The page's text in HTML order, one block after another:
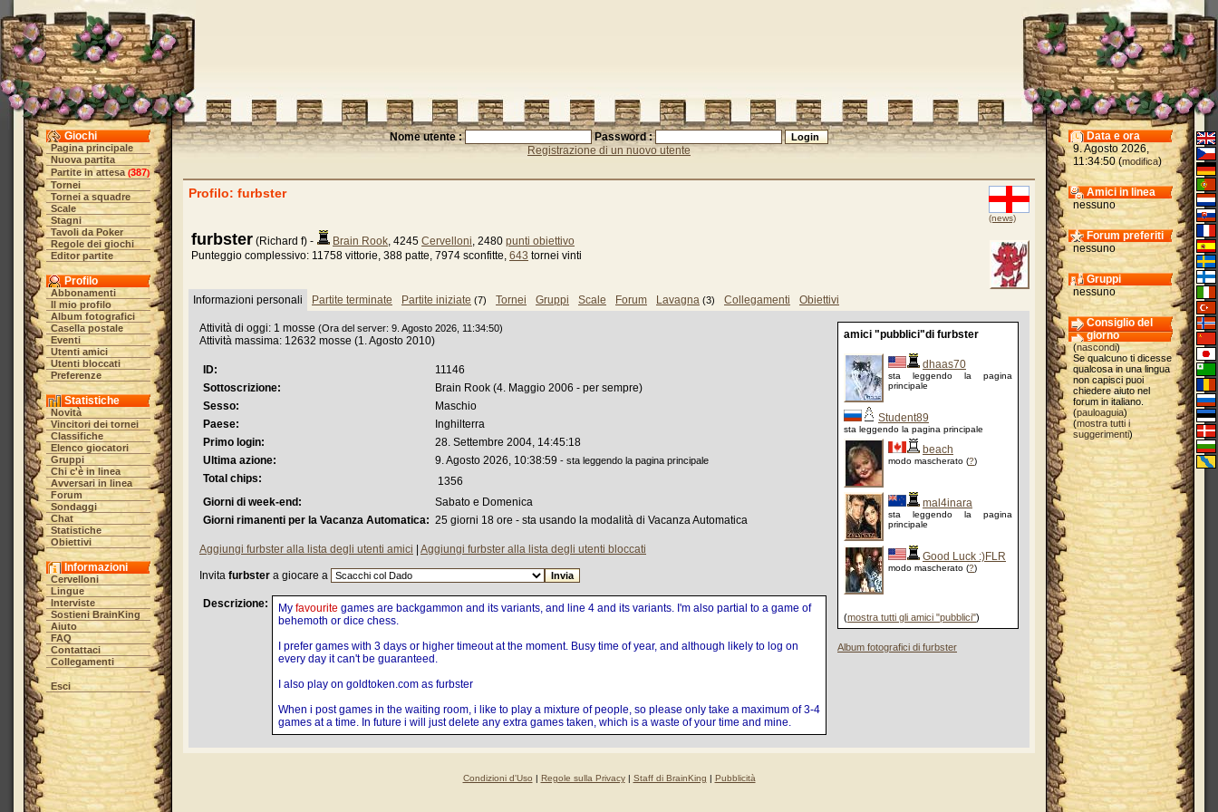
Giochi
Pagina principale
Nuova partita
Partite in attesa (387)
Tornei
Tornei a squadre
Scale
Stagni
Tavoli da Poker
Regole dei giochi
Editor partite
Profilo
Abbonamenti
Il mio profilo
Album fotografici
Casella postale
Eventi
Utenti amici
Utenti bloccati
Preferenze
Statistiche
Novità
Vincitori dei tornei
Classifiche
Elenco giocatori
Gruppi
Chi c'è in linea
Avversari in linea
Forum
Sondaggi
Chat
Statistiche
Obiettivi
Informazioni
Cervelloni
Lingue
Interviste
Sostieni BrainKing
Aiuto
FAQ
Contattaci
Collegamenti
Esci
Nome utente :
Password :
Registrazione di un nuovo utente
(news)
Profilo: furbster
furbster (Richard f) - Brain Rook, 4245 Cervelloni, 2480 punti obiettivo
Punteggio complessivo: 11758 vittorie, 388 patte, 7974 sconfitte, 643 tornei vinti
Informazioni personali Partite terminate Partite iniziate (7) Tornei Gruppi Scale Forum Lavagna (3) Collegamenti Obiettivi
amici "pubblici"di furbster
dhaas70
sta leggendo la pagina
principale
Student89
sta leggendo la pagina principale
beach
modo mascherato (?)
mal4inara
sta leggendo la pagina
principale
Good Luck :)FLR
modo mascherato (?)
(mostra tutti gli amici "pubblici")
Album fotografici di furbster
Attività di oggi: 1 mosse (Ora del server: 9. Agosto 2026, 11:34:50)
Attività massima: 12632 mosse (1. Agosto 2010)
ID:
11146
Sottoscrizione:
Brain Rook (4. Maggio 2006 - per sempre)
Sesso:
Maschio
Paese:
Inghilterra
Primo login:
28. Settembre 2004, 14:45:18
Ultima azione:
9. Agosto 2026, 10:38:59 - sta leggendo la pagina principale
Total chips:
1356
Giorni di week-end:
Sabato e Domenica
Giorni rimanenti per la Vacanza Automatica: 25 giorni 18 ore - sta usando la modalità di Vacanza Automatica
Aggiungi furbster alla lista degli utenti amici Aggiungi furbster alla lista degli utenti bloccati
Invita furbster a giocare a
Descrizione: My favourite games are backgammon and its variants, and line 4 and its variants. I'm also partial to a game of
behemoth or dice chess.
I prefer games with 3 days or higher timeout at the moment. Busy time of year, and although likely to log on
every day it can't be guaranteed.
I also play on goldtoken.com as furbster
When i post games in the waiting room, i like to play a mixture of people, so please only take a maximum of 3-4
games at a time. In future i will just delete any extra games taken, which is a waste of your time and mine.
Condizioni d'Uso | Regole sulla Privacy| Staff di BrainKing | Pubblicità
Data e ora
9. Agosto 2026,
11:34:50 (modifica)
Amici in linea
nessuno
Forum preferiti
nessuno
Gruppi
nessuno
Consiglio del
giorno
(nascondi)
Se qualcuno ti dicesse
qualcosa in una lingua
non capisci puoi
chiedere aiuto nel
forum in italiano.
(pauloaguia)
(mostra tutti i
suggerimenti)